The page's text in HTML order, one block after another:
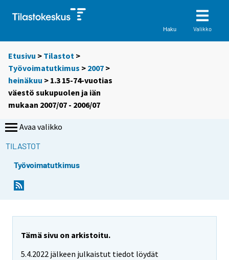
Haku Valikko
Etusivu > Tilastot >
Työvoimatutkimus > 2007 >
heinäkuu > 1.3 15-74-vuotias
väestö sukupuolen ja iän
mukaan 2007/07 - 2006/07
Avaa valikko
TILASTOT
Työvoimatutkimus
Tämä sivu on arkistoitu.
5.4.2022 jälkeen julkaistut tiedot löydät